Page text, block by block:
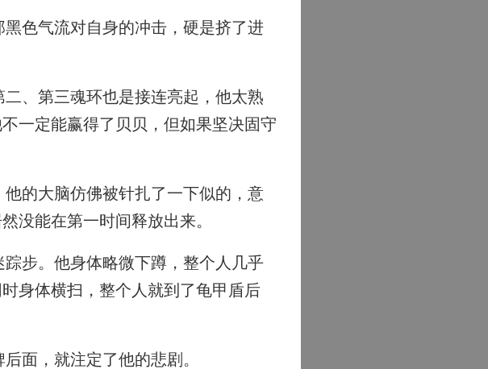
色气流对自身的冲击，硬是挤了进
、第三魂环也是接连亮起，他太熟
一定能赢得了贝贝，但如果坚决固守
的大脑仿佛被针扎了一下似的，意
没能在第一时间释放出来。
步。他身体略微下蹲，整个人几乎
身体横扫，整个人就到了龟甲盾后
面，就注定了他的悲剧。